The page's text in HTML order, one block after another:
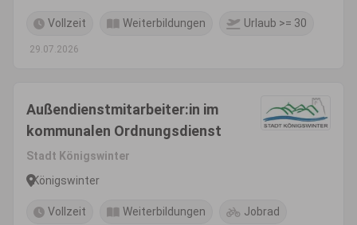
Vollzeit Weiterbildungen Urlaub >= 30
29.07.2026
Außendienstmitarbeiter:in im
kommunalen Ordnungsdienst
Stadt Königswinter
Königswinter
Vollzeit Weiterbildungen Jobrad